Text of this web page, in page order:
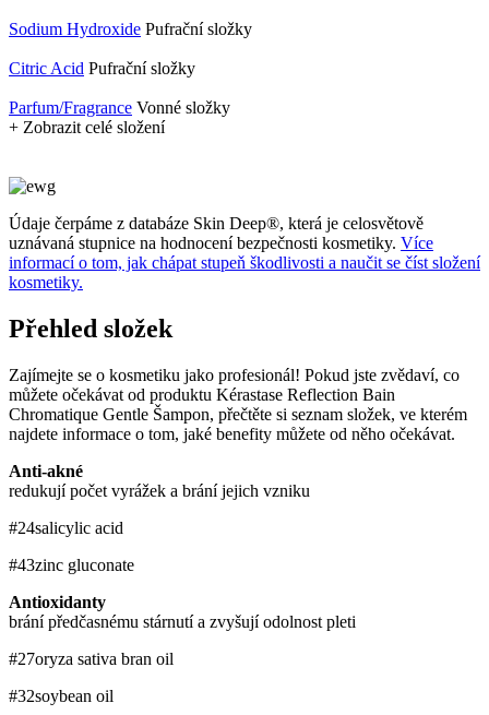
Sodium Hydroxide Pufrační složky
Citric Acid Pufrační složky
Parfum/Fragrance Vonné složky
+ Zobrazit celé složení
Údaje čerpáme z databáze Skin Deep®, která je celosvětově
uznávaná stupnice na hodnocení bezpečnosti kosmetiky. Více
informací o tom, jak chápat stupeň škodlivosti a naučit se číst složení
kosmetiky.
Přehled složek
Zajímejte se o kosmetiku jako profesionál! Pokud jste zvědaví, co
můžete očekávat od produktu Kérastase Reflection Bain
Chromatique Gentle Šampon, přečtěte si seznam složek, ve kterém
najdete informace o tom, jaké benefity můžete od něho očekávat.
Anti-akné
redukují počet vyrážek a brání jejich vzniku
#24salicylic acid
#43zinc gluconate
Antioxidanty
brání předčasnému stárnutí a zvyšují odolnost pleti
#27oryza sativa bran oil
#32soybean oil